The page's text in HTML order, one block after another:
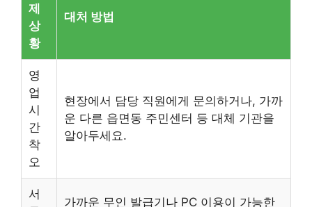
제
상
황
대처 방법
영
업
시
간
착
오
현장에서 담당 직원에게 문의하거나, 가까
운 다른 읍면동 주민센터 등 대체 기관을
알아두세요.
서
가까운 무인 발급기나 PC 이용이 가능한